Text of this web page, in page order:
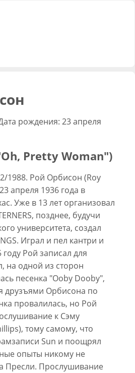
рождения: 23 апреля
Pretty Woman")
1988. Рой Орбисон (Roy
апреля 1936 года в
Уже в 13 лет организовал
позднее, будучи
университета, создал
Играл и пел кантри и
Рой записал для
на одной из сторон
песенка "Ooby Dooby",
друзъями Орбисона по
провалилась, но Рой
к Сэму
тому самому, что
Sun и поощрял
опыты никому не
Пресли. Прослушивание